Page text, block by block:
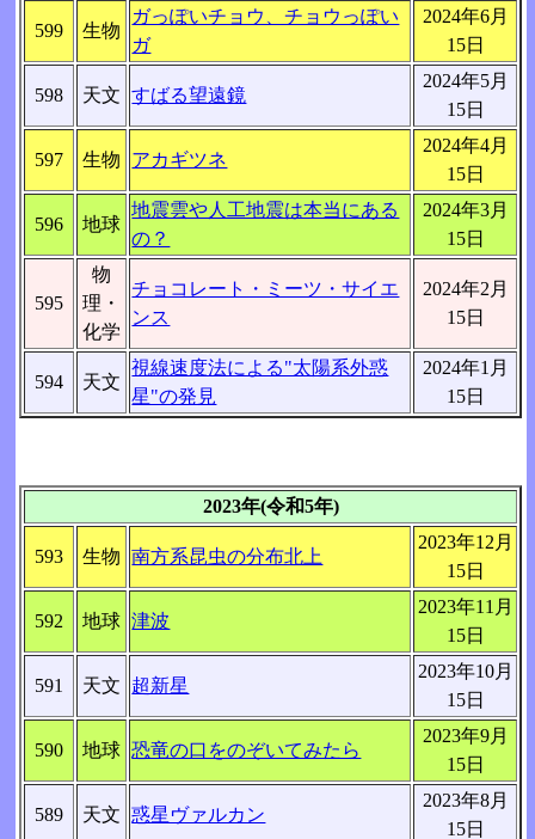
599 生物
ガっぽいチョウ、チョウっぽい
ガ
2024年6月
15日
598 天文 すばる望遠鏡
2024年5月
15日
597 生物 アカギツネ
2024年4月
15日
596 地球
地震雲や人工地震は本当にある
の？
2024年3月
15日
595
物
理・
化学
チョコレート・ミーツ・サイエ
ンス
2024年2月
15日
594 天文
視線速度法による"太陽系外惑
星"の発見
2024年1月
15日
2023年(令和5年)
593 生物 南方系昆虫の分布北上
2023年12月
15日
592 地球 津波
2023年11月
15日
591 天文 超新星
2023年10月
15日
590 地球 恐竜の口をのぞいてみたら
2023年9月
15日
589 天文 惑星ヴァルカン
2023年8月
15日